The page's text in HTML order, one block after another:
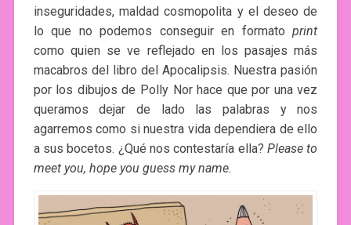
inseguridades, maldad cosmopolita y el deseo de
lo que no podemos conseguir en formatoprint
como quien se ve reflejado en los pasajes más
macabros del libro del Apocalipsis. Nuestra pasión
por los dibujos de Polly Nor hace que por una vez
queramos dejar de lado las palabras y nos
agarremos como si nuestra vida dependiera de ello
a sus bocetos. ¿Qué nos contestaría ella?Please to
meet you, hope you guess my name.